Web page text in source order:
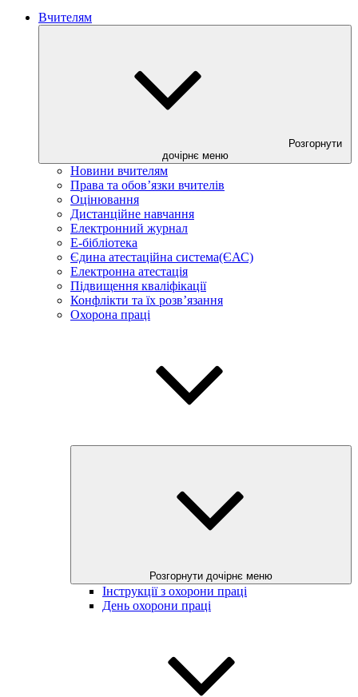
Вчителям
Розгорнути
дочірнє меню
Новини вчителям
Права та обов’язки вчителів
Оцінювання
Дистанційне навчання
Електронний журнал
E-бібліотека
Єдина атестаційна система(ЄАС)
Електронна атестація
Підвищення кваліфікації
Конфлікти та їх розв’язання
Охорона праці
Розгорнути дочірнє меню
Інструкції з охорони праці
День охорони праці